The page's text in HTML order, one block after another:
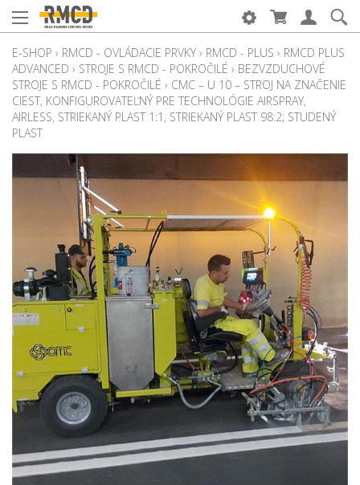
E-SHOP › RMCD - OVLÁDACIE PRVKY › RMCD - PLUS › RMCD PLUS
ADVANCED › STROJE S RMCD - POKROČILÉ › BEZVZDUCHOVÉ
STROJE S RMCD - POKROČILÉ › CMC – U 10 – STROJ NA ZNAČENIE
CIEST, KONFIGUROVATEĽNÝ PRE TECHNOLÓGIE AIRSPRAY,
AIRLESS, STRIEKANÝ PLAST 1:1, STRIEKANÝ PLAST 98:2; STUDENÝ
PLAST